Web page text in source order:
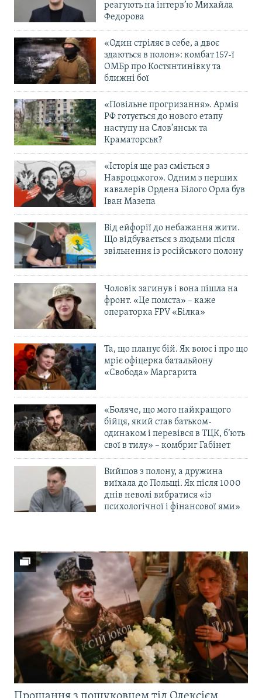
реагують на інтерв’ю Михайла
Федорова
«Один стріляє в себе, а двоє
здаються в полон»: комбат 157-ї
ОМБр про Костянтинівку та
ближні бої
«Повільне прогризання». Армія
РФ готується до нового етапу
наступу на Слов’янськ та
Краматорськ?
«Історія ще раз сміється з
Навроцького». Одним з перших
кавалерів Ордена Білого Орла був
Іван Мазепа
Від ейфорії до небажання жити.
Що відбувається з людьми після
звільнення із російського полону
Чоловік загинув і вона пішла на
фронт. «Це помста» – каже
операторка FPV «Білка»
Та, що планує бій. Як воює і про що
мріє офіцерка батальйону
«Свобода» Маргарита
«Боляче, що мого найкращого
бійця, який став батьком-
одинаком і перевівся в ТЦК, б’ють
свої в тилу» – комбриг Габінет
Вийшов з полону, а дружина
виїхала до Польщі. Як після 1000
днів неволі вибратися «із
психологічної і фінансової ями»